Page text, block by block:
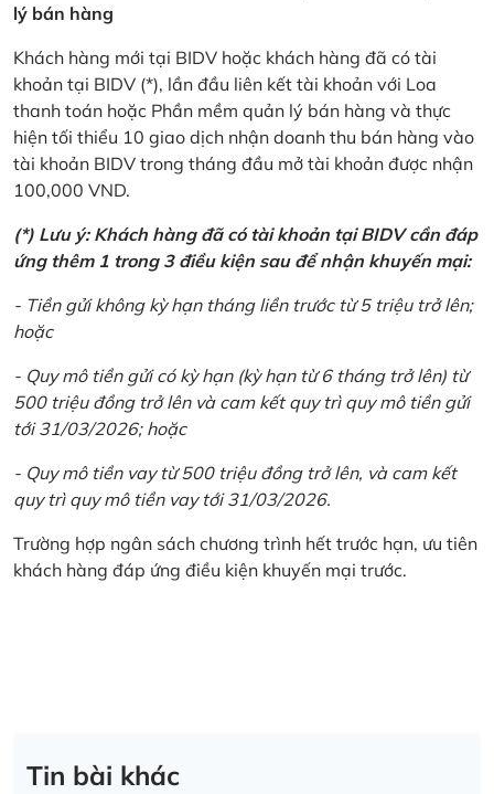
lý bán hàng
Khách hàng mới tại BIDV hoặc khách hàng đã có tài
khoản tại BIDV (*), lần đầu liên kết tài khoản với Loa
thanh toán hoặc Phần mềm quản lý bán hàng và thực
hiện tối thiểu 10 giao dịch nhận doanh thu bán hàng vào
tài khoản BIDV trong tháng đầu mở tài khoản được nhận
100,000 VND.
(*) Lưu ý: Khách hàng đã có tài khoản tại BIDV cần đáp
ứng thêm 1 trong 3 điều kiện sau để nhận khuyến mại:
- Tiền gửi không kỳ hạn tháng liền trước từ 5 triệu trở lên;
hoặc
- Quy mô tiền gửi có kỳ hạn (kỳ hạn từ 6 tháng trở lên) từ
500 triệu đồng trở lên và cam kết quy trì quy mô tiền gửi
tới 31/03/2026; hoặc
- Quy mô tiền vay từ 500 triệu đồng trở lên, và cam kết
quy trì quy mô tiền vay tới 31/03/2026.
Trường hợp ngân sách chương trình hết trước hạn, ưu tiên
khách hàng đáp ứng điều kiện khuyến mại trước.
Tin bài khác